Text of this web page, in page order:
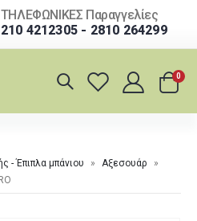
ΤΗΛΕΦΩΝΙΚΕΣ Παραγγελίες
210 4212305 - 2810 264299
0
- Έπιπλα μπάνιου » Αξεσουάρ
»